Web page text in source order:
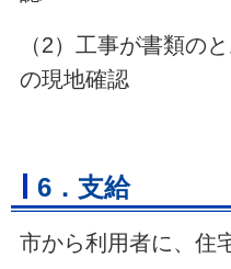
（2）工事が書類の
の現地確認
6．支給
市から利用者に、住